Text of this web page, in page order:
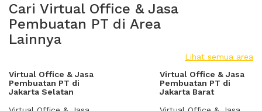
Cari Virtual Office & Jasa
Pembuatan PT di Area
Lainnya
Lihat semua area
Virtual Office & Jasa
Pembuatan PT di
Jakarta Selatan
Virtual Office & Jasa
Pembuatan PT di
Jakarta Barat